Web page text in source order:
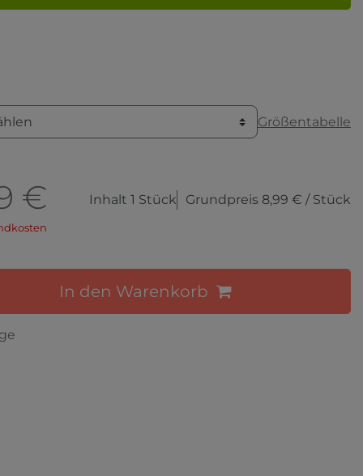
Größentabelle
€ Inhalt 1 Stück Grundpreis 8,99 € / Stück
In den Warenkorb